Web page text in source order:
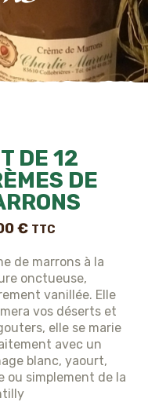
DE 12
DE
€ TTC
de marrons à la
onctueuse,
vanillée. Elle
vos déserts et
elle se marie
avec un
blanc, yaourt,
ou simplement de la